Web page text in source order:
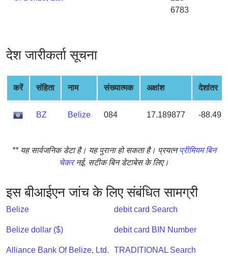
from
BIN
Credit
Card
Checker
Service
is
Address
?
Lookup
IP
6783
देश जारीकर्ता सूचना
करें संहिता नाम संख्यात्मक अक्षांश देशांतर
BZ Belize 084 17.189877 -
** यह सार्वजनिक डेटा है। यह पुराना हो सकता है। प्रयत्नप्रीमियम बिन
चेकरनई, सटीक बिन डेटाबेस के लिए।
इस बीआईएन जांच के लिए संबंधित सामग्री
Belize
Belize dollar ($)
Alliance Bank Of Belize, Ltd.
debit card Search
debit card BIN Number
TRADITIONAL Search